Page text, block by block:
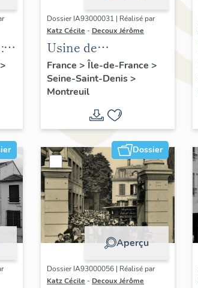
le
>
Dossier IA93000031 | Réalisé par
Katz Cécile - Decoux Jérôme
Usine de
construction
électronique René
Halftermeyer-Arena,
puis Thomson CSF
France > Île-de-France >
Seine-Saint-Denis>
Montreuil
Dossier
Aperçu
Dossier IA93000056 | Réalisé par
Katz Cécile - Decoux Jérôme